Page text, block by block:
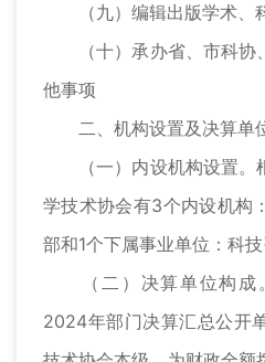
（九）编辑出版学术、科
（十）承办省、市科协
他事项
二、机构设置及决算单
（一）内设机构设置。
学技术协会有3个内设机构
部和1个下属事业单位：科技
（二）决算单位构成
2024年部门决算汇总公开